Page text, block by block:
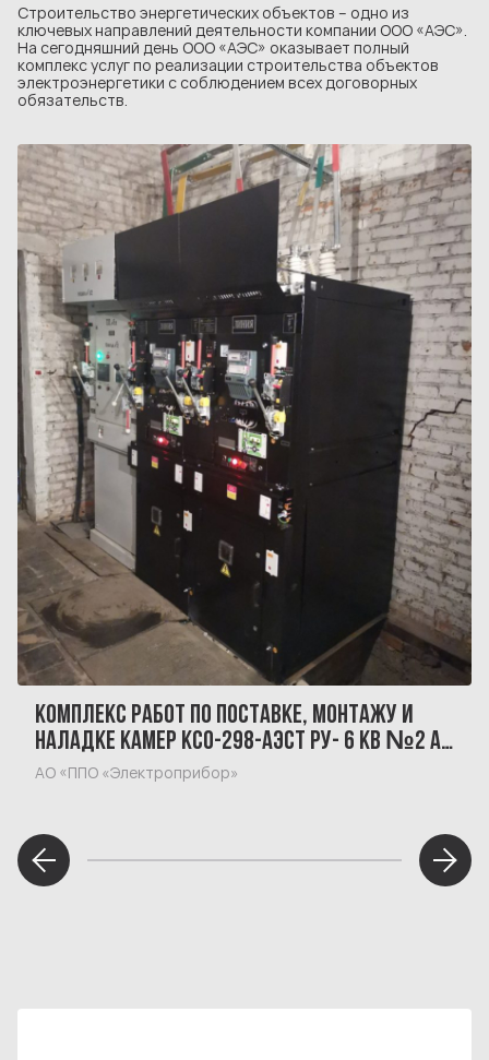
Строительство энергетических объектов – одно из
ключевых направлений деятельности компании ООО «АЭС».
На сегодняшний день ООО «АЭС» оказывает полный
комплекс услуг по реализации строительства объектов
электроэнергетики с соблюдением всех договорных
обязательств.
КОМПЛЕКС РАБОТ ПО ПОСТАВКЕ, МОНТАЖУ И
НАЛАДКЕ КАМЕР КСО-298-АЭСТ РУ- 6 КВ №2 АО
«ППО «ЭЛЕКТРОПРИБОР»
АО «ППО «Электроприбор»